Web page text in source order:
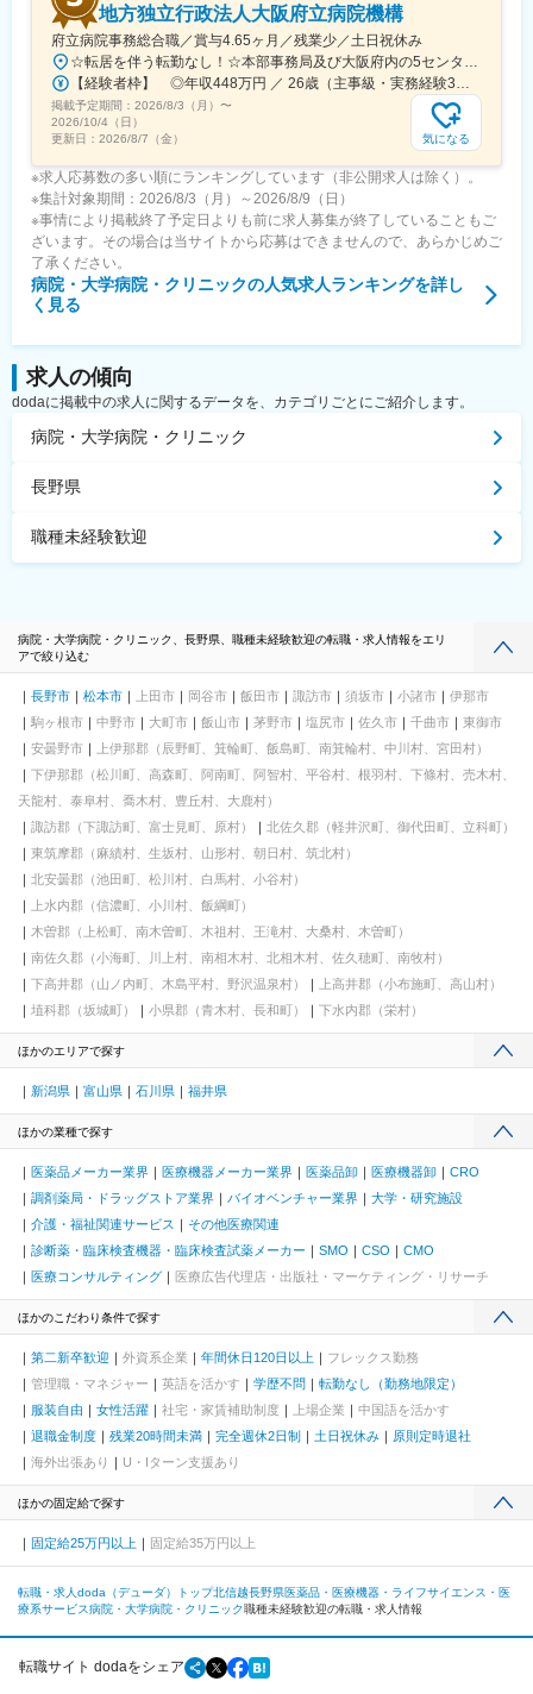
地方独立行政法人大阪府立病院機構
府立病院事務総合職／賞与4.65ヶ月／残業少／土日祝休み
☆転居を伴う転勤なし！☆本部事務局及び大阪府内の5センターの中から配属先を決定します♪◎本部事務局／大阪国際がんセンター└大阪府大阪市中央区大手前3-1-69◎大阪急性期・総合医療センター└大阪府大阪市住吉区万代東3-1-56◎大阪はびきの医療センター└大阪府羽曳野市はびきの3-7-1◎大阪精神医療センター└大阪府枚方市宮之坂3-16-21◎大阪母子医療センター└大阪府和泉市室堂町840
【経験者枠】 ◎年収448万円 ／ 26歳（主事級・実務経験3年）
掲載予定期間： 2026/8/3（月） 〜
2026/10/4（日）
更新日： 2026/8/7（金） 気になる
※求人応募数の多い順にランキングしています（非公開求人は除く）。
※集計対象期間：2026/8/3（月）～2026/8/9（日）
※事情により掲載終了予定日よりも前に求人募集が終了していることもご
ざいます。その場合は当サイトから応募はできませんので、あらかじめご
了承ください。
病院・大学病院・クリニックの人気求人ランキングを詳し
く見る
求人の傾向
dodaに掲載中の求人に関するデータを、カテゴリごとにご紹介します。
病院・大学病院・クリニック
長野県
職種未経験歓迎
病院・大学病院・クリニック、長野県、職種未経験歓迎の転職・求人情報をエリ
アで絞り込む
長野市 松本市 上田市 岡谷市 飯田市 諏訪市 須坂市 小諸市
伊那市
駒ヶ根市
中野市 大町市 飯山市 茅野市 塩尻市 佐久市 千曲市
東御市
安曇野市
上伊那郡（辰野町、箕輪町、飯島町、南箕輪村、中川村、宮田村）
下伊那郡（松川町、高森町、阿南町、阿智村、平谷村、根羽村、下條村、売木村、
天龍村、泰阜村、喬木村、豊丘村、大鹿村）
諏訪郡（下諏訪町、富士見町、原村）
北佐久郡（軽井沢町、御代田町、立科町）
東筑摩郡（麻績村、生坂村、山形村、朝日村、筑北村）
北安曇郡（池田町、松川村、白馬村、小谷村）
上水内郡（信濃町、小川村、飯綱町）
木曽郡（上松町、南木曽町、木祖村、王滝村、大桑村、木曽町）
南佐久郡（小海町、川上村、南相木村、北相木村、佐久穂町、南牧村）
下高井郡（山ノ内町、木島平村、野沢温泉村）
上高井郡（小布施町、高山村）
埴科郡（坂城町）
小県郡（青木村、長和町） 下水内郡（栄村）
ほかのエリアで探す
新潟県 富山県 石川県 福井県
ほかの業種で探す
医薬品メーカー業界 医療機器メーカー業界 医薬品卸 医療機器卸
CRO
調剤薬局・ドラッグストア業界
バイオベンチャー業界
大学・研究施設
介護・福祉関連サービス
その他医療関連
診断薬・臨床検査機器・臨床検査試薬メーカー
SMO CSO
CMO
医療コンサルティング
医療広告代理店・出版社・マーケティング・リサーチ
ほかのこだわり条件で探す
第二新卒歓迎 外資系企業 年間休日120日以上
フレックス勤務
管理職・マネジャー
英語を活かす 学歴不問
転勤なし（勤務地限定）
服装自由
女性活躍 社宅・家賃補助制度 上場企業
中国語を活かす
退職金制度
残業20時間未満 完全週休2日制 土日祝休み
原則定時退社
海外出張あり
U・Iターン支援あり
ほかの固定給で探す
固定給25万円以上 固定給35万円以上
転職・求人doda（デューダ）トップ北信越長野県医薬品・医療機器・ライフサイエンス・医
療系サービス病院・大学病院・クリニック職種未経験歓迎の転職・求人情報
転職サイト dodaをシェア